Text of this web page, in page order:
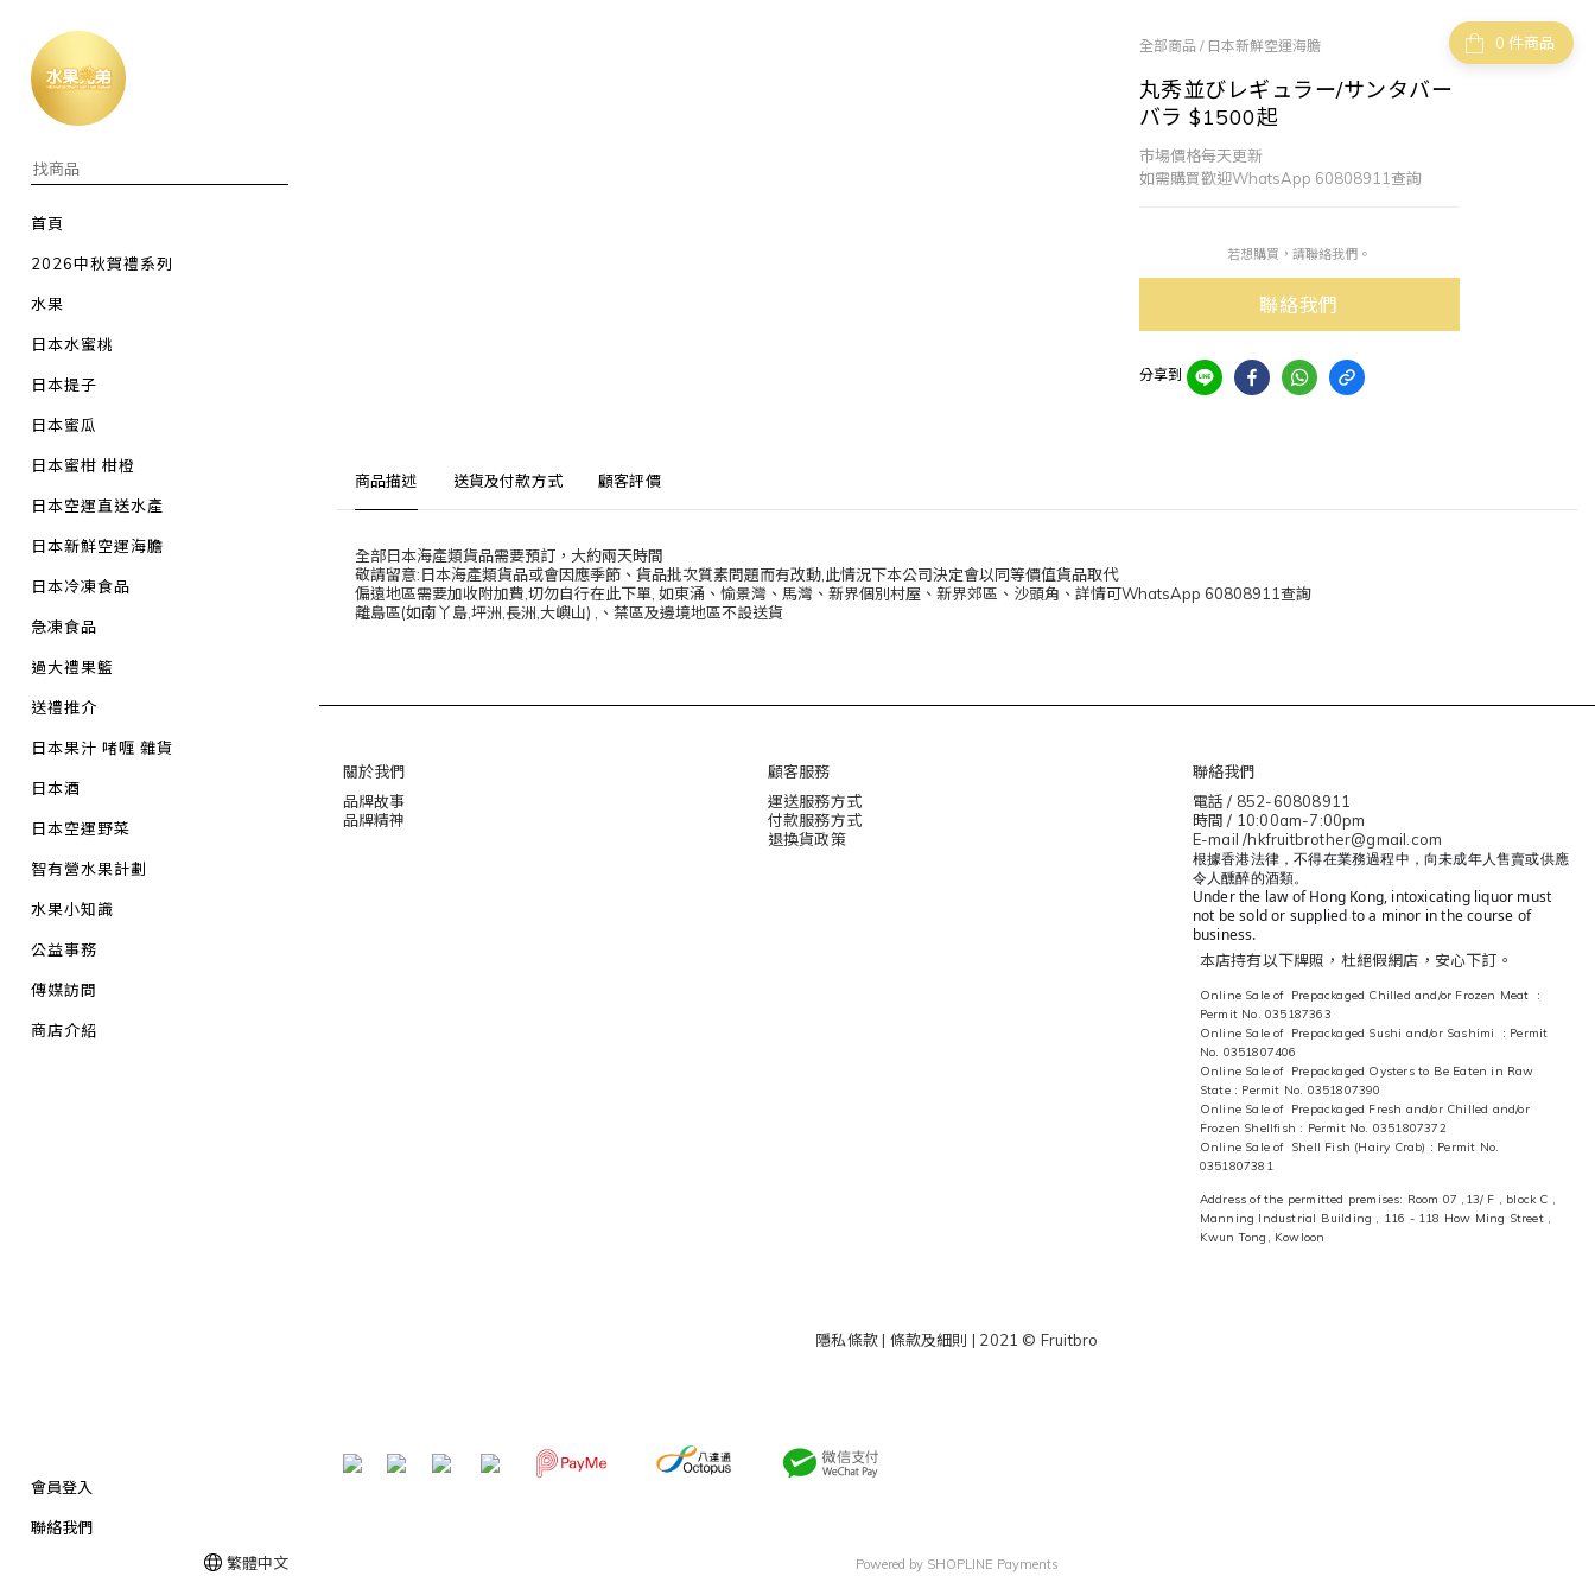
首頁
2026中秋賀禮系列
水果
日本水蜜桃
日本提子
日本蜜瓜
日本蜜柑 柑橙
日本空運直送水產
日本新鮮空運海膽
日本冷凍食品
急凍食品
過大禮果籃
送禮推介
日本果汁 啫喱 雜貨
日本酒
日本空運野菜
智有營水果計劃
水果小知識
公益事務
傳媒訪問
商店介紹
會員登入
聯絡我們
繁體中文
件商品
全部商品 / 日本新鮮空運海膽
丸秀並びレギュラー/サンタバー
バラ $1500起
市場價格每天更新
如需購買歡迎WhatsApp 60808911查詢
若想購買，請聯絡我們。
聯絡我們
分享到
商品描述 送貨及付款方式 顧客評價
全部日本海產類貨品需要預訂，大約兩天時間
敬請留意:日本海產類貨品或會因應季節、貨品批次質素問題而有改動,此情況下本公司決定會以同等價值貨品取代
偏遠地區需要加收附加費,切勿自行在此下單, 如東涌、愉景灣、馬灣、新界個別村屋、新界郊區、沙頭角、詳情可WhatsApp 60808911查詢
離島區(如南丫島,坪洲,長洲,大嶼山) ,、禁區及邊境地區不設送貨
關於我們
品牌故事
品牌精神
顧客服務
運送服務方式
付款服務方式
退換貨政策
聯絡我們
電話 / 852-60808911
時間 / 10:00am-7:00pm
E-mail /hkfruitbrother@gmail.com
根據香港法律，不得在業務過程中，向未成年人售賣或供應
令人醺醉的酒類。
Under the law of Hong Kong, intoxicating liquor must
not be sold or supplied to a minor in the course of
business.
本店持有以下牌照，杜絕假網店，安心下訂。
Online Sale of Prepackaged Chilled and/or Frozen Meat :
Permit No. 035187363
Online Sale of Prepackaged Sushi and/or Sashimi : Permit
No. 0351807406
Online Sale of Prepackaged Oysters to Be Eaten in Raw
State : Permit No. 0351807390
Online Sale of Prepackaged Fresh and/or Chilled and/or
Frozen Shellfish : Permit No. 0351807372
Online Sale of Shell Fish (Hairy Crab) : Permit No.
0351807381
Address of the permitted premises: Room 07 ,13/ F , block C ,
Manning Industrial Building , 116 - 118 How Ming Street ,
Kwun Tong, Kowloon
隱私條款 | 條款及細則 | 2021 © Fruitbro
Powered by SHOPLINE Payments